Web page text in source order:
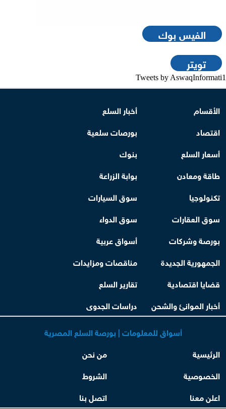
الفيس بوك
تويتر
Tweets by AswaqInformati1
الأقسام
أخبار السلع
اقتصاد
بورصات سلعية
أسعار السلع
بنوك
طاقة ومعادن
بوابة الزراعة
تكنولوجيا
سوق السيارات
سوق العقارات
سوق الدواء
بورصة وشركات
أسواق عربية
الجمهورية الجديدة
مناقصات ومزايدات
قضايا اقتصادية
تقارير السلع
أخبار الموانئ والشحن
دراسات الجدوى
أسواق للمعلومات | بورصة السلع المصرية
الرئيسية
من نحن
الخصوصية
الشروط
اعلن معنا
اتصل بنا